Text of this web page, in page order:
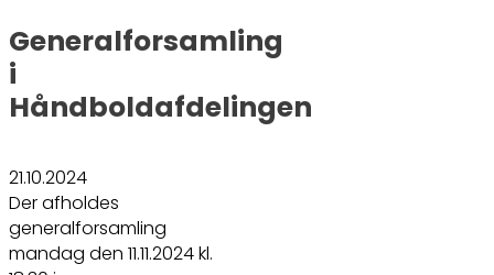
Generalforsamling
i
Håndboldafdelingen
21.10.2024
Der afholdes
generalforsamling
mandag den 11.11.2024 kl.